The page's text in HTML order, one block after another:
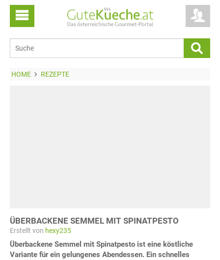
HOME REZEPTE
ÜBERBACKENE SEMMEL MIT SPINATPESTO
Erstellt von hexy235
Überbackene Semmel mit Spinatpesto ist eine köstliche
Variante für ein gelungenes Abendessen. Ein schnelles